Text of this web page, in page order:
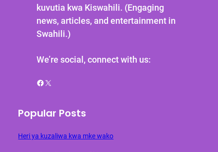
kuvutia kwa Kiswahili. (Engaging
news, articles, and entertainment in
Swahili.)
We’re social, connect with us:
Facebook X
Popular Posts
Heri ya kuzaliwa kwa mke wako